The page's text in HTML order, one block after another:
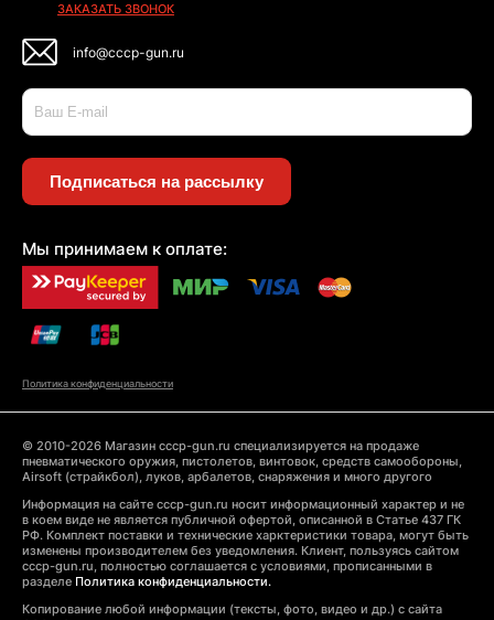
ЗАКАЗАТЬ ЗВОНОК
info@cccp-gun.ru
Подписаться на рассылку
Мы принимаем к оплате:
Политика конфиденциальности
© 2010-2026 Магазин cccp-gun.ru специализируется на продаже
пневматического оружия, пистолетов, винтовок, средств самообороны,
Airsoft (страйкбол), луков, арбалетов, снаряжения и много другого
Информация на сайте cccp-gun.ru носит информационный характер и не
в коем виде не является публичной офертой, описанной в Статье 437 ГК
РФ. Комплект поставки и технические харктеристики товара, могут быть
изменены производителем без уведомления. Клиент, пользуясь сайтом
cccp-gun.ru, полностью соглашается с условиями, прописанными в
разделе Политика конфиденциальности.
Копирование любой информации (тексты, фото, видео и др.) с сайта